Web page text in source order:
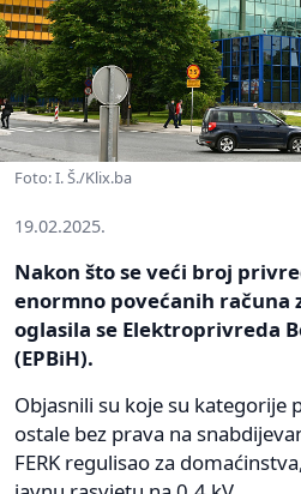
Foto: I. Š./Klix.ba
19.02.2025.
Nakon što se veći broj
enormno povećanih računa
oglasila se Elektroprivreda
(EPBiH).
Objasnili su koje su kategorije
ostale bez prava na
FERK regulisao za